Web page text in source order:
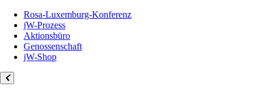
Rosa-Luxemburg-Konferenz
jW-Prozess
Aktionsbüro
Genossenschaft
jW-Shop